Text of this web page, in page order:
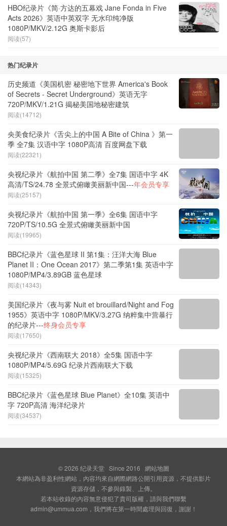
HBO纪录片《简·方达的五幕戏 Jane Fonda in Five
Acts 2026》英语中英双字 无水印纯净版
1080P/MKV/2.12G 奥斯卡影后
阅读(57)
热门纪录片
历史频道《美国机密 秘密地下世界 America's Book
of Secrets - Secret Underground》英语无字
720P/MKV/1.21G 揭秘美国地秘密建筑
阅读(14712)
央美食纪录片《舌尖上的中国 A Bite of China 》第一
季 全7集 汉语中字 1080P高清 百度网盘下载
阅读(22321)
央视纪录片《航拍中国 第二季》全7集 国语中字 4K
高清/TS/24.78 全景式俯瞰美丽新中国---年会员专享
阅读(25157)
央视纪录片《航拍中国 第一季》全6集 国语中字
720P/TS/10.5G 全景式俯瞰美丽新中国
阅读(19965)
BBC纪录片《蓝色星球 II 第1集：汪洋大海 Blue
Planet II：One Ocean 2017》第二季第1集 英语中字
1080P/MP4/3.89GB 蓝色星球
阅读(14343)
美国纪录片《夜与雾 Nuit et brouillard/Night and Fog
1955》英语中字 1080P/MKV/3.27G 纳粹集中营暴行
的纪录片---终身会员专享
阅读(17650)
央视纪录片《西南联大 2018》全5集 国语中字
1080P/MP4/5.69G 纪录片西南联大下载
阅读(15325)
BBC纪录片《蓝色星球 Blue Planet》全10集 英语中
字 720P高清 海洋纪录片
阅读(34537)
© 2026 纪录天堂Since 2016 網站地圖
本網站為非盈利性網站，內容均來自網際網路公開引用資源，不提供影片
資源存儲，不參與錄製、上傳。
若本站收錄的內容無意侵犯了貴司版權，請與我們聯繫
admin@ummua.com，我們將在第一時間處理與回復，謝謝！